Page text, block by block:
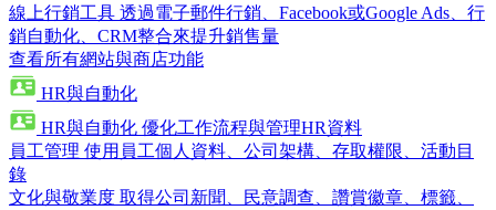
線上行銷工具 透過電子郵件行銷、Facebook或Google Ads、行
銷自動化、CRM整合來提升銷售量
查看所有網站與商店功能
HR與自動化
HR與自動化 優化工作流程與管理HR資料
員工管理 使用員工個人資料、公司架構、存取權限、活動目
錄
文化與敬業度 取得公司新聞、民意調查、讚賞徽章、標籤、